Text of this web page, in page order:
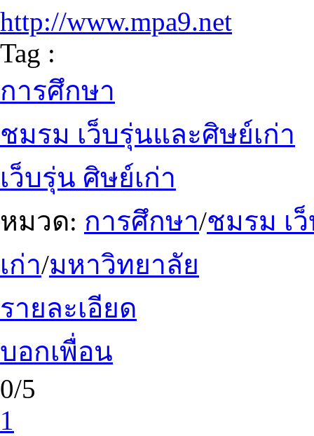
http://www.mpa9.net
Tag :
การศึกษา
ชมรม เว็บรุ่นและศิษย์เก่า
เว็บรุ่น ศิษย์เก่า
หมวด: การศึกษา/ชมรม เ
เก่า/มหาวิทยาลัย
รายละเอียด
บอกเพื่อน
0/5
1